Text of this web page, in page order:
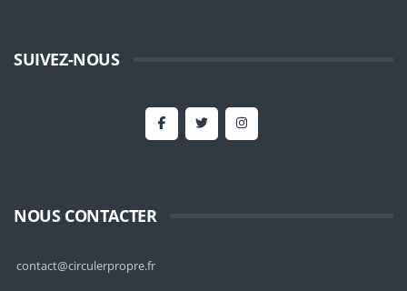
SUIVEZ-NOUS
NOUS CONTACTER
contact@circulerpropre.fr